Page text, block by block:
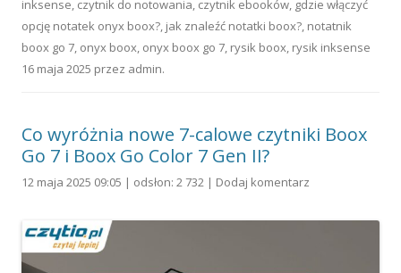
inksense, czytnik do notowania, czytnik ebooków, gdzie włączyć
opcję notatek onyx boox?, jak znaleźć notatki boox?, notatnik
boox go 7, onyx boox, onyx boox go 7, rysik boox, rysik inksense
16 maja 2025 przez admin.
Co wyróżnia nowe 7-calowe czytniki Boox
Go 7 i Boox Go Color 7 Gen II?
12 maja 2025 09:05 | odsłon: 2 732 | Dodaj komentarz